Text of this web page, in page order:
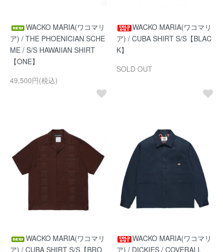
WACKO MARIA(ワコマリ
ア) / THE PHOENICIAN SCHE
ME / S/S HAWAIIAN SHIRT
【ONE】
49,500円(税込)
WACKO MARIA(ワコマリ
ア) / CUBA SHIRT S/S【BLAC
K】
SOLD OUT
WACKO MARIA(ワコマリ
ア) / CUBA SHIRT S/S【BRO
WACKO MARIA(ワコマリ
ア) / DICKIES / COVERALL